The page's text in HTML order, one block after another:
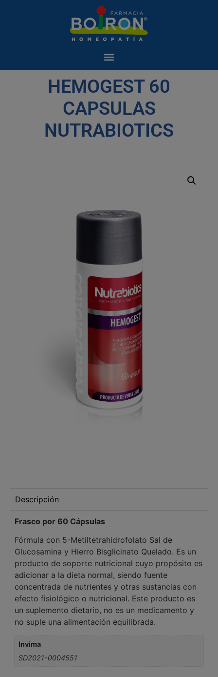
HEMOGEST 60
CAPSULAS
NUTRABIOTICS
Descripción
Frasco por 60 Cápsulas
Fórmula con 5-Metiltetrahidrofolato Sal de
Glucosamina y Hierro Bisglicinato Quelado. Es un
producto de soporte nutricional cuyo propósito es
adicionar a la dieta normal, siendo fuente
concentrada de nutrientes y otras sustancias con
efecto fisiológico o nutricional. Este producto es
un suplemento dietario, no es un medicamento y
no suple una alimentación equilibrada.
Invima
SD2021-0004551